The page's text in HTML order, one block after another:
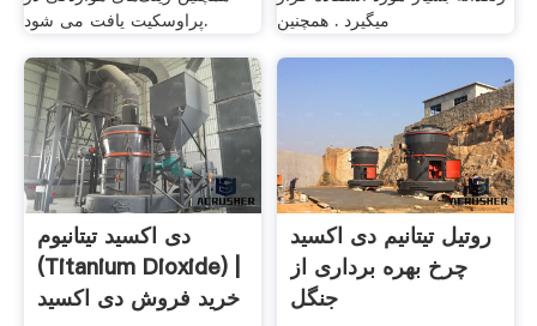
پراوسکیت یافت می شود.
میگیرد . همچنین
دی اکسید تیتانیوم
(titanium Dioxide) |
خرید فروش دی اکسید
روتیل تیتانیم دی اکسید
چرخ بهره برداری از
جنگل